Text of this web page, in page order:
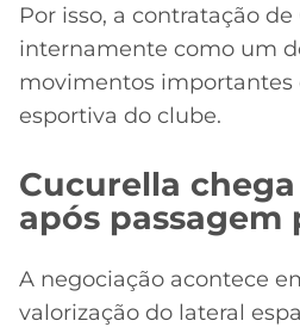
Por isso, a contratação
internamente como um
movimentos importantes
esportiva do clube.
Cucurella
após passagem
A negociação acontece
valorização do lateral